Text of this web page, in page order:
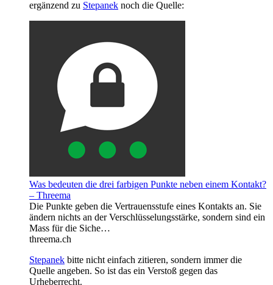
ergänzend zu Stepanek noch die Quelle:
Was bedeuten die drei farbigen Punkte neben einem Kontakt?
– Threema
Die Punkte geben die Vertrauensstufe eines Kontakts an. Sie
ändern nichts an der Verschlüsselungsstärke, sondern sind ein
Mass für die Siche…
threema.ch
Stepanek bitte nicht einfach zitieren, sondern immer die
Quelle angeben. So ist das ein Verstoß gegen das
Urheberrecht.